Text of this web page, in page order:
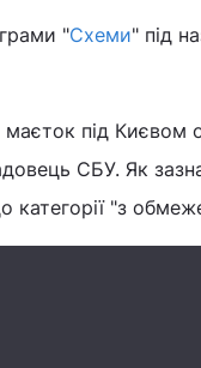
"Схеми" під
під Києвом
СБУ. Як
категорії "з